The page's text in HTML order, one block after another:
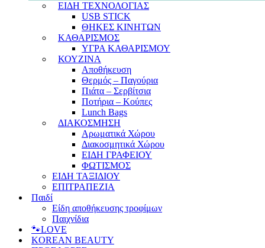
ΕΙΔΗ ΤΕΧΝΟΛΟΓΙΑΣ
USB STICK
ΘΗΚΕΣ ΚΙΝΗΤΩΝ
ΚΑΘΑΡΙΣΜΟΣ
ΥΓΡΑ ΚΑΘΑΡΙΣΜΟΥ
ΚΟΥΖΙΝΑ
Αποθήκευση
Θερμός – Παγούρια
Πιάτα – Σερβίτσια
Ποτήρια – Κούπες
Lunch Bags
ΔΙΑΚΟΣΜΗΣΗ
Αρωματικά Χώρου
Διακοσμητικά Χώρου
ΕΙΔΗ ΓΡΑΦΕΙΟΥ
ΦΩΤΙΣΜΟΣ
ΕΙΔΗ ΤΑΞΙΔΙΟΥ
ΕΠΙΤΡΑΠΕΖΙΑ
Παιδί
Είδη αποθήκευσης τροφίμων
Παιχνίδια
🐾LOVE
KOREAN BEAUTY